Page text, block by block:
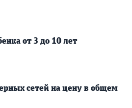
от 3 до 10 лет
сетей на цену в общем